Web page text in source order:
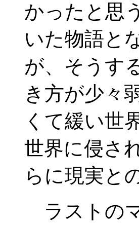
かったと思
いた物語と
が、そうす
き方が少々
くて緩い世
世界に侵さ
らに現実と
ラストの